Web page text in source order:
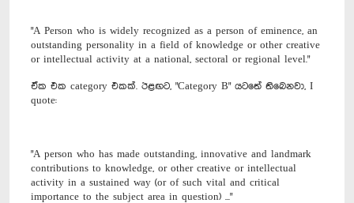
"A Person who is widely recognized as a person of eminence, an
outstanding personality in a field of knowledge or other creative
or intellectual activity at a national, sectoral or regional level."
ඒක එක category එකක්. ඊළඟට, "Category B" යටතේ තිබෙනවා, I
quote:
"A person who has made outstanding, innovative and landmark
contributions to knowledge, or other creative or intellectual
activity in a sustained way (or of such vital and critical
importance to the subject area in question) ..."